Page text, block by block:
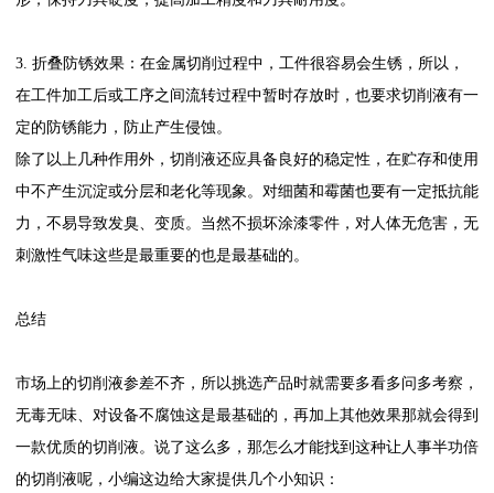
3. 折叠防锈效果：在金属切削过程中，工件很容易会生锈，所以，
在工件加工后或工序之间流转过程中暂时存放时，也要求切削液有一
定的防锈能力，防止产生侵蚀。
除了以上几种作用外，切削液还应具备良好的稳定性，在贮存和使用
中不产生沉淀或分层和老化等现象。对细菌和霉菌也要有一定抵抗能
力，不易导致发臭、变质。当然不损坏涂漆零件，对人体无危害，无
刺激性气味这些是最重要的也是最基础的。
总结
市场上的切削液参差不齐，所以挑选产品时就需要多看多问多考察，
无毒无味、对设备不腐蚀这是最基础的，再加上其他效果那就会得到
一款优质的切削液。说了这么多，那怎么才能找到这种让人事半功倍
的切削液呢，小编这边给大家提供几个小知识：